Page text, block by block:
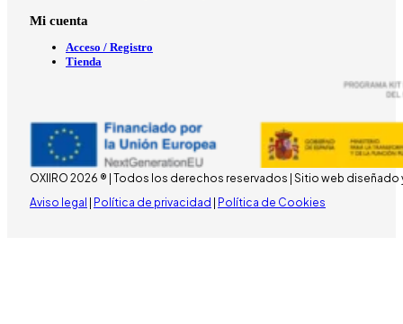
Mi cuenta
Acceso / Registro
Tienda
OXIIRO 2026 ® | Todos los derechos reservados | Sitio web
Aviso legal | Política de privacidad | Política de Cookies